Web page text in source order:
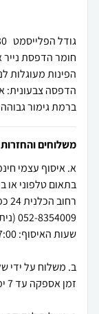
הדפסה צבעונית:
ברמת גימור גבוהה
משלוחים והחזרות